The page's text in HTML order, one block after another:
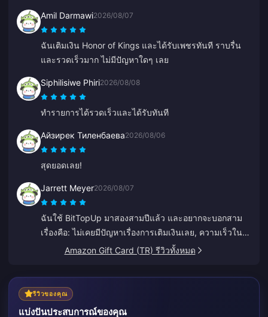
Amil Darmawi2026/08/07
ฉันเติมเงิน Honor of Kings และได้รับเพชรทันที ราบรื่น
และรวดเร็วมาก ไม่มีปัญหาใดๆ เลย
Siphilisiwe Phiri2026/08/08
ทำรายการได้รวดเร็วและได้รับทันที
Айзирек Тиленбаева2026/08/06
สุดยอดเลย!
Jarrett Meyer2026/08/07
ฉันใช้ BitTopUp มาสองสามปีแล้ว และอยากจะบอกสาม
เรื่องคือ: ไม่เคยมีปัญหาเรื่องการเติมเงินเลย, ความเร็วใน
การจัดส่งชนะทุกเว็บที่เคยลองมา, และมันง่ายมากๆ แค่
Amazon Gift Card (TR) รีวิวทั้งหมด
รีวิวของคุณ
แบ่งปันประสบการณ์ของคุณ